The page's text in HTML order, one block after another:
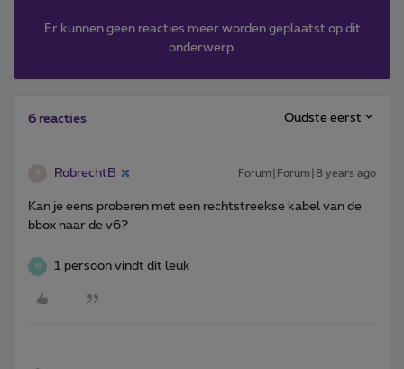
Er kunnen geen reacties meer worden geplaatst op dit
onderwerp.
6 reacties Oudste eerst
RobrechtB Forum|Forum|8 years ago
Kan je eens proberen met een rechtstreekse kabel van de
bbox naar de v6?
W 1 persoon vindt dit leuk